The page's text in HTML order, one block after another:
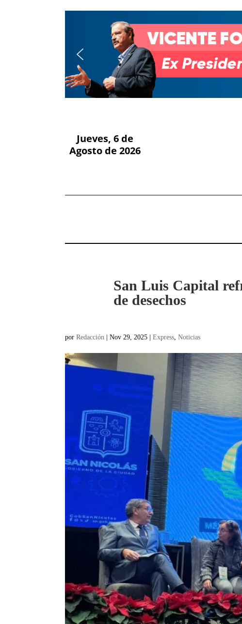
Jueves, 6 de
Agosto de 2026
San Luis Capital
de desechos
porRedacción |Nov 29, 2025 |Express ,Noticias